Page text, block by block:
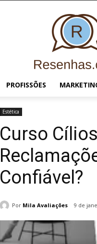
PROFISSÕES
Estética
Curso
Confiável?
Por Mila Avaliações 9 de